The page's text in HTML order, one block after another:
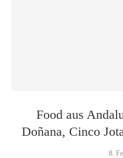
Food aus
Doñana, Cinco
8.